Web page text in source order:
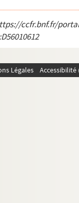
ccfr.bnf.fr/
Légales